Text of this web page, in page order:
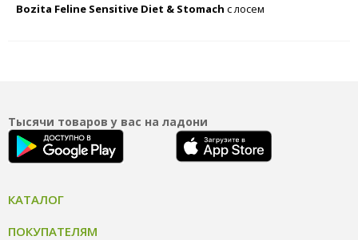
Bozita Feline Sensitive Diet & Stomach с лосем
Тысячи товаров у вас на ладони
КАТАЛОГ
ПОКУПАТЕЛЯМ